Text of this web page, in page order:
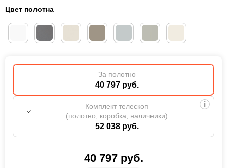
Цвет полотна
40 797руб.
За полотно
40 797 руб.
Комплект телескоп
(полотно, коробка, наличники)
52 038 руб.